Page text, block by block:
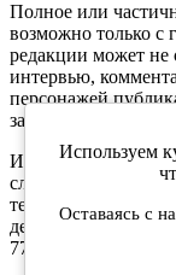
Полное или
возможно только с
редакции может не
интервью,
персонажей
за текст
Интернет-портал
службе по надзору
технологий и
декабря 2019
77189.
Используем
Оставаясь с